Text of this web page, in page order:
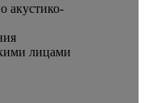
акустико-
лицами